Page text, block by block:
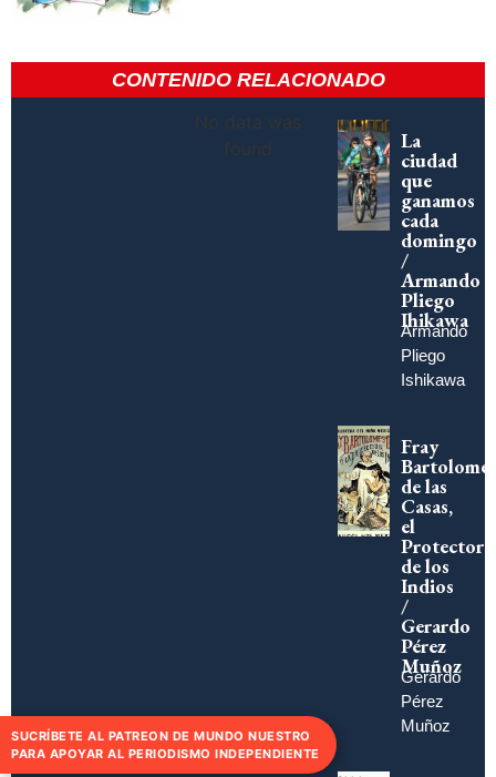
CONTENIDO RELACIONADO
No data was
found
La
ciudad
que
ganamos
cada
domingo
/
Armando
Pliego
Ihikawa
Armando
Pliego
Ishikawa
Fray
Bartolomé
de las
Casas,
el
Protector
de los
Indios
/
Gerardo
Pérez
Muñoz
Gerardo
Pérez
Muñoz
SUCRÍBETE AL PATREON DE MUNDO NUESTRO
PARA APOYAR AL PERIODISMO INDEPENDIENTE